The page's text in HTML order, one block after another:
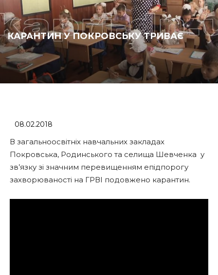
КАРАНТИН У ПОКРОВСЬКУ ТРИВАЄ
08.02.2018
В загальноосвітніх навчальних закладах
Покровська, Родинського та селища Шевченка у
зв’язку зі значним перевищенням епідпорогу
захворюваності на ГРВІ подовжено карантин.